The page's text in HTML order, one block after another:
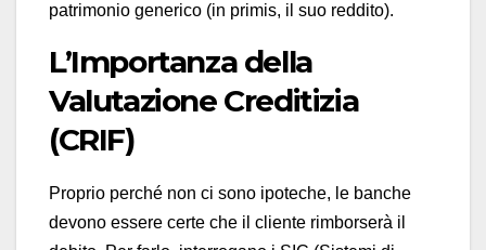
patrimonio generico (in primis, il suo reddito).
L’Importanza della
Valutazione Creditizia
(CRIF)
Proprio perché non ci sono ipoteche, le banche
devono essere certe che il cliente rimborserà il